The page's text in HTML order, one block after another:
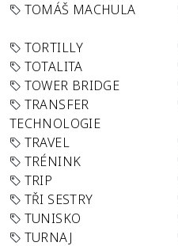
TOMÁŠ MACHULA
TORTILLY
TOTALITA
TOWER BRIDGE
TRANSFER
TECHNOLOGIE
TRAVEL
TRÉNINK
TRIP
TŘI SESTRY
TUNISKO
TURNAJ